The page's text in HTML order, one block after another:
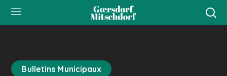
Bulletins Municipaux